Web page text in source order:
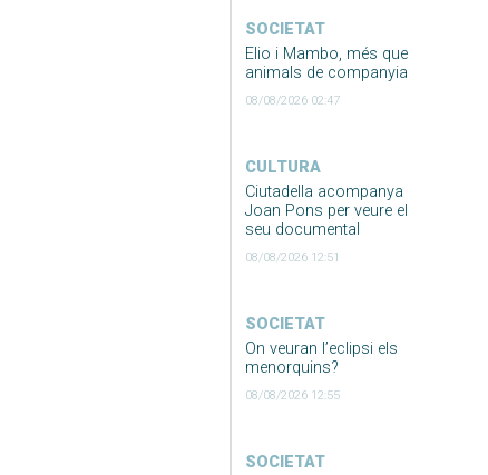
SOCIETAT
Elio i Mambo, més que
animals de companyia
08/08/2026 02:47
CULTURA
Ciutadella acompanya
Joan Pons per veure el
seu documental
08/08/2026 12:51
SOCIETAT
On veuran l’eclipsi els
menorquins?
08/08/2026 12:55
SOCIETAT